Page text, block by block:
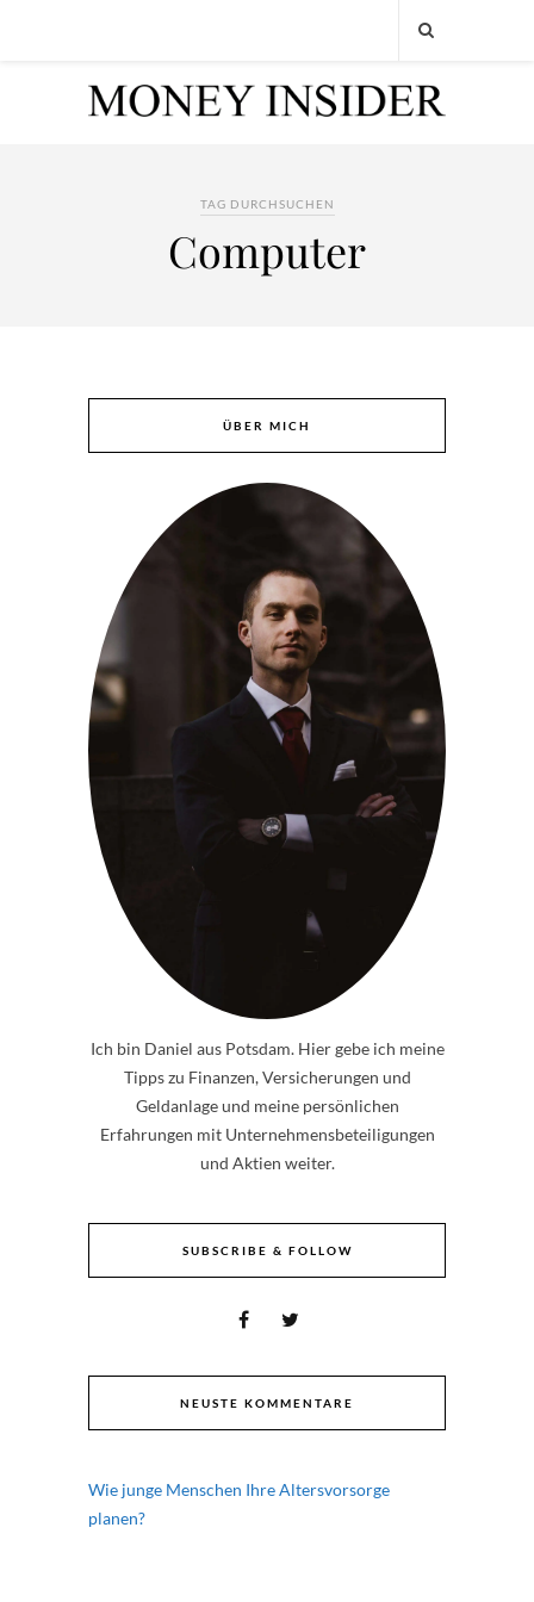
TAG DURCHSUCHEN
Computer
ÜBER MICH
Ich bin Daniel aus Potsdam. Hier gebe ich meine
Tipps zu Finanzen, Versicherungen und
Geldanlage und meine persönlichen
Erfahrungen mit Unternehmensbeteiligungen
und Aktien weiter.
SUBSCRIBE & FOLLOW
NEUSTE KOMMENTARE
Wie junge Menschen Ihre Altersvorsorge
planen?